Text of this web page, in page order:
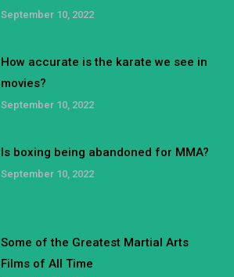
September 10, 2022
How accurate is the karate we see in
movies?
September 10, 2022
Is boxing being abandoned for MMA?
September 10, 2022
Some of the Greatest Martial Arts
Films of All Time